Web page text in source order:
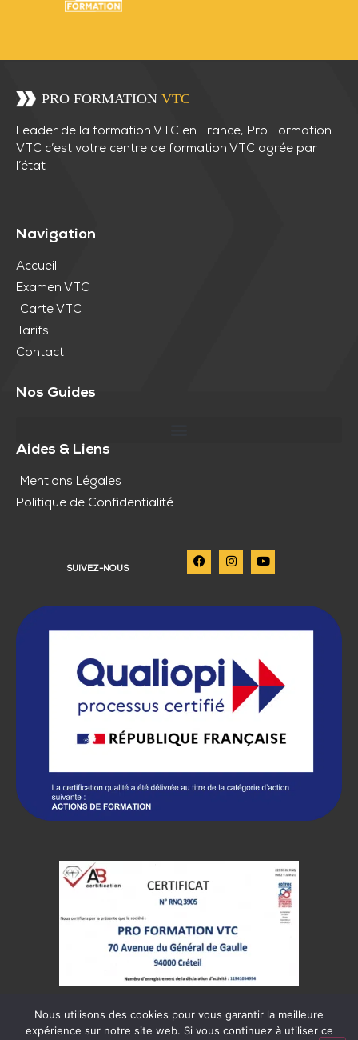
Leader de la formation VTC en France, Pro Formation
VTC c’est votre centre de formation VTC agrée par
l’état !
Navigation
Accueil
Examen VTC
Carte VTC
Tarifs
Contact
Nos Guides
Aides & Liens
Mentions Légales
Politique de Confidentialité
SUIVEZ-NOUS
Nous utilisons des cookies pour vous garantir la meilleure
expérience sur notre site web. Si vous continuez à utiliser ce